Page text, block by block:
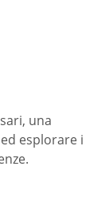
una
esplorare i